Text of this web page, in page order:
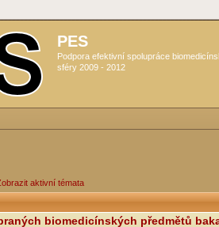
PES
Podpora efektivní spolupráce
sféry 2009 - 2012
aktivní témata
biomedicínských předmětů